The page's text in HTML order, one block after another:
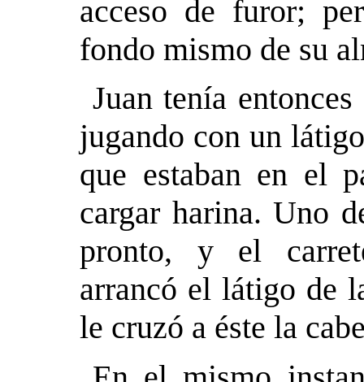
acceso de furor;
fondo mismo de su
Juan tenía
jugando con un
que estaban en el
cargar harina. Uno
pronto, y el
arrancó el látigo de
le cruzó a éste la